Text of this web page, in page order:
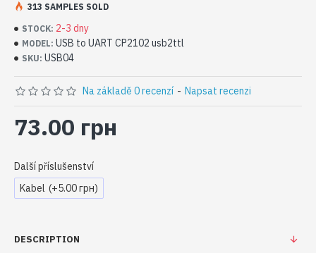
STOCK: 2-3 dny
MODEL: USB to UART CP2102 usb2ttl
SKU: USB04
313 SAMPLES SOLD
Na základě 0 recenzí - Napsat recenzi
73.00 грн
Další příslušenství
Kabel (+5.00 грн)
DESCRIPTION